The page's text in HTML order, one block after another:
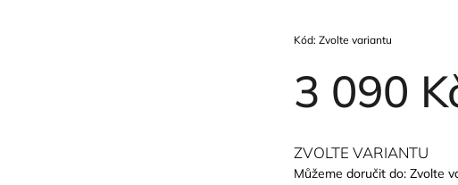
3 090
Kód: Zvolte variantu
ZVOLTE VARIANTU
Můžeme doručit do: Zvolte